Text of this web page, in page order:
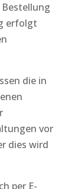
erfolgt
die in
vor
dies wird
per E-